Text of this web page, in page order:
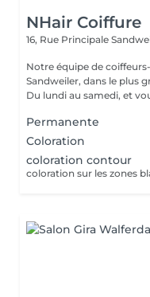
NHair Coiffure
16, Rue Principale
Notre équipe de
Sandweiler, dans le plus
Du lundi au samedi, et
Permanente
Coloration
coloration contour
coloration sur les zones